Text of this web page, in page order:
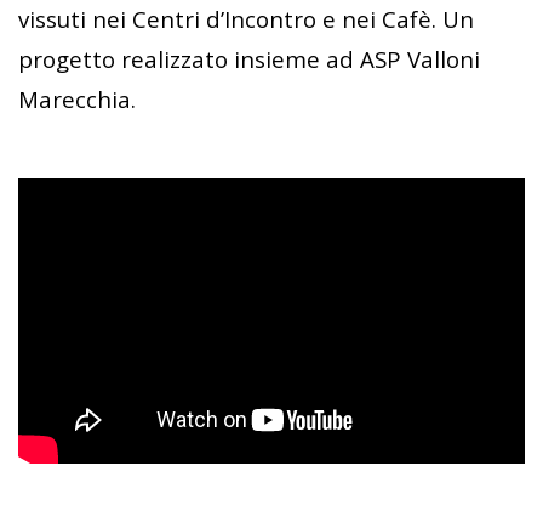
vissuti nei Centri d’Incontro e nei Cafè. Un
progetto realizzato insieme ad ASP Valloni
Marecchia.